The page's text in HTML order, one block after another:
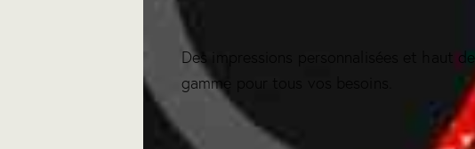
Des impressions personnalisées et haut de
gamme pour tous vos besoins.